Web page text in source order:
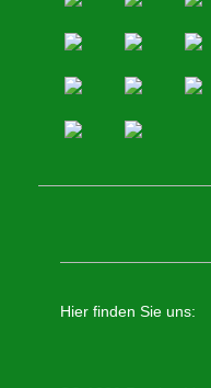
Hier finden Sie uns: